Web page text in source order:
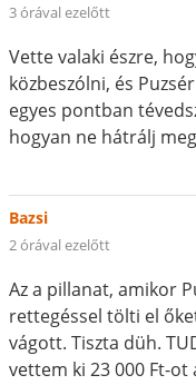
3 órával ezelőtt
Vette valaki észre,
közbeszólni, és
egyes pontban
hogyan ne hátrálj
Bazsi
2 órával ezelőtt
Az a pillanat, amikor
rettegéssel tölti el
vágott. Tiszta düh.
vettem ki 23 000 Ft-ot